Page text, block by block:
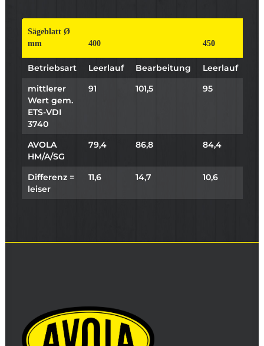
Sägeblatt Ø
mm
400 450
Betriebsart Leerlauf Bearbeitung Leerlauf
mittlerer
Wert gem.
ETS-VDI
3740
91 101,5 95
AVOLA
HM/A/SG
79,4 86,8 84,4
Differenz =
leiser
11,6 14,7 10,6